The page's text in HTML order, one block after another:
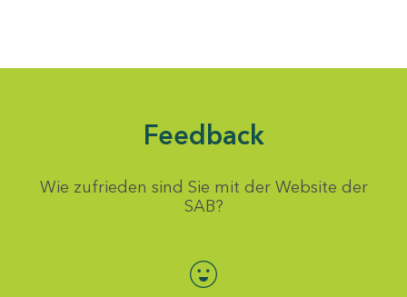
Feedback
Wie zufrieden sind Sie mit der Website der
SAB?
Bewertung auswählen